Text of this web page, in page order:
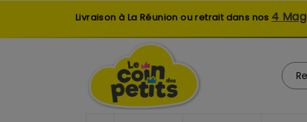
Livraison à La Réunion ou retrait dans nos 4